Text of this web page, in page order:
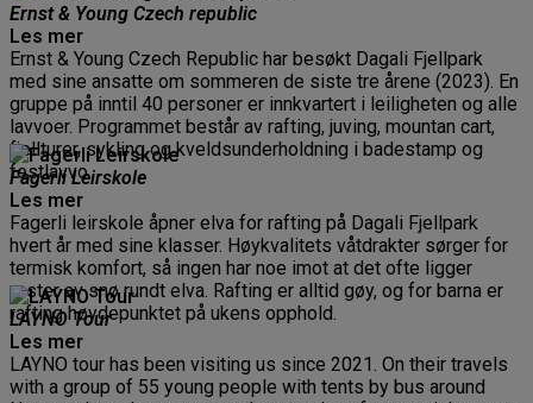
Ernst & Young Czech republic
Les mer
Ernst & Young Czech Republic har besøkt Dagali Fjellpark
med sine ansatte om sommeren de siste tre årene (2023). En
gruppe på inntil 40 personer er innkvartert i leiligheten og alle
lavvoer. Programmet består av rafting, juving, mountan cart,
fjellturer, sykling og kveldsunderholdning i badestamp og
festlavvo.
Fagerli Leirskole
Les mer
Fagerli leirskole åpner elva for rafting på Dagali Fjellpark
hvert år med sine klasser. Høykvalitets våtdrakter sørger for
termisk komfort, så ingen har noe imot at det ofte ligger
rester av snø rundt elva. Rafting er alltid gøy, og for barna er
rafting høydepunktet på ukens opphold.
LAYNO Tour
Les mer
LAYNO tour has been visiting us since 2021. On their travels
with a group of 55 young people with tents by bus around